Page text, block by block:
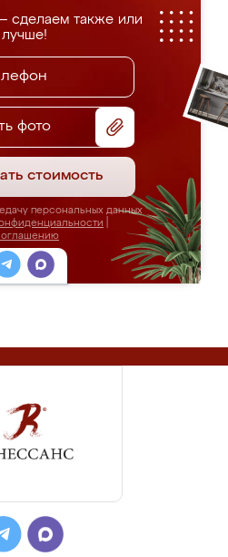
сделаем также или
лучше!
фото
стоимость
персональных данных